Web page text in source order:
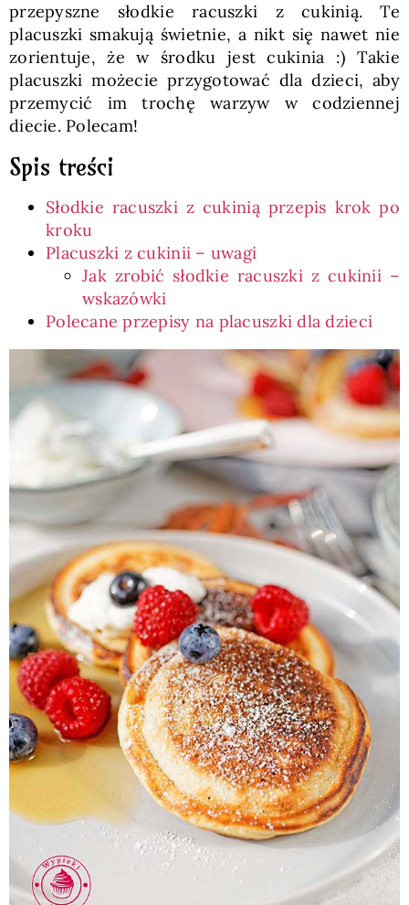
SKLEP
Polski
przepyszne słodkie racuszki z cukinią. Te
placuszki smakują świetnie, a nikt się nawet nie
zorientuje, że w środku jest cukinia :) Takie
placuszki możecie przygotować dla dzieci, aby
przemycić im trochę warzyw w codziennej
diecie. Polecam!
Spis treści
Słodkie racuszki z cukinią przepis krok po
kroku
Placuszki z cukinii – uwagi
Jak zrobić słodkie racuszki z cukinii –
wskazówki
Polecane przepisy na placuszki dla dzieci